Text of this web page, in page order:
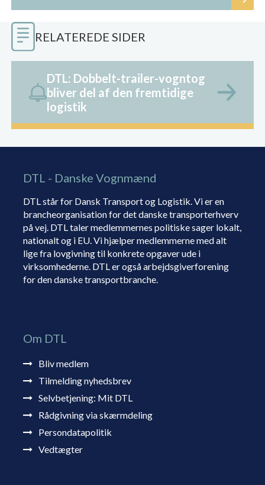
RELATEREDE SIDER
DTL: Dobbelt-trailer-vogntog
bliver del af den fremtidige
logistik
DTL - Danske Vognmænd
DTL står for Dansk Transport og Logistik. Vi er en
brancheorganisation for det danske transporterhverv
på vej. DTL taler medlemmernes politiske sager lokalt,
nationalt og i EU. Vi hjælper medlemmerne med alt
lige fra lovgivning til konkrete opgaver ude i
virksomhederne. DTL er også arbejdsgiverforening
for den danske transportbranche.
Om DTL
Bliv medlem
Tilmelding nyhedsbrev
Selvbetjening: Mit DTL
Rådgivning via skærmdeling
Persondatapolitik
Vedtægter